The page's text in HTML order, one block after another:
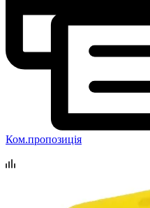
Ком.пропозиція